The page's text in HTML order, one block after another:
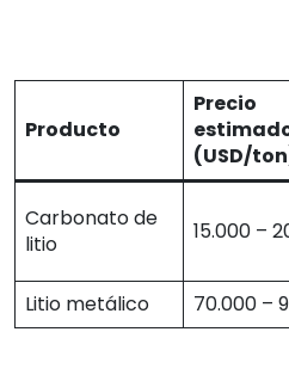
Producto
Precio
(USD/
Carbonato de
litio
15.000 –
Litio metálico
70.000 –